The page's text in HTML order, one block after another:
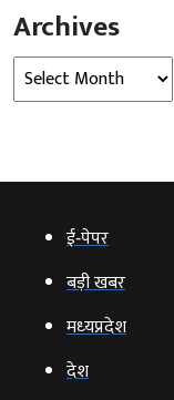
Archives
Archives
ई‑पेपर
बड़ी खबर
मध्‍यप्रदेश
देश